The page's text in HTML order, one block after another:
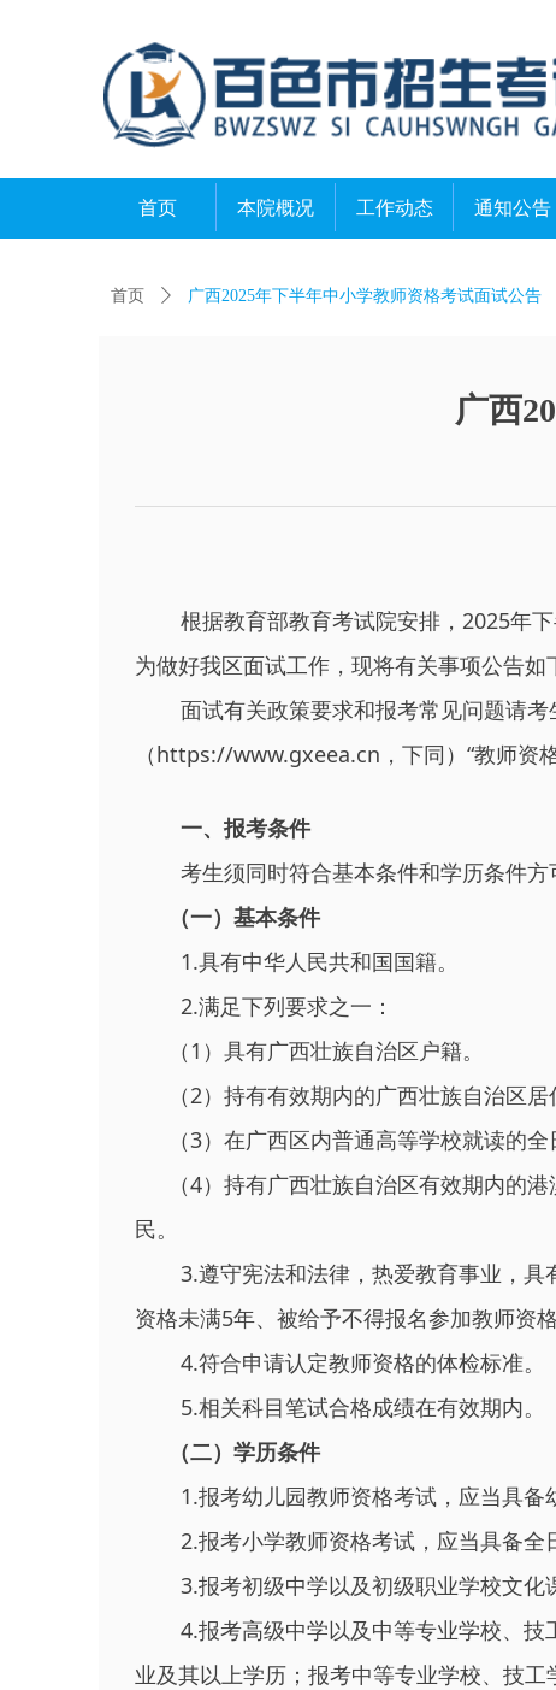
首页 本院概况 工作动态 通知公告
首页 ꄲ 广西2025年下半年中小学教师资格考试面试公告
广西
根据教育部教育考试院安排，2025年
为做好我区面试工作，现将有关事项公告如
面试有关政策要求和报考常见问题请
（https://www.gxeea.cn，下同）“教师资
一、报考条件
考生须同时符合基本条件和学历条件方
（一）基本条件
1.具有中华人民共和国国籍。
2.满足下列要求之一：
（1）具有广西壮族自治区户籍。
（2）持有有效期内的广西壮族自治区居
（3）在广西区内普通高等学校就读的全
（4）持有广西壮族自治区有效期内的
民。
3.遵守宪法和法律，热爱教育事业，
资格未满5年、被给予不得报名参加教师资
4.符合申请认定教师资格的体检标准。
5.相关科目笔试合格成绩在有效期内。
（二）学历条件
1.报考幼儿园教师资格考试，应当具备
2.报考小学教师资格考试，应当具备全
3.报考初级中学以及初级职业学校文化
4.报考高级中学以及中等专业学校、
业及其以上学历；报考中等专业学校、技